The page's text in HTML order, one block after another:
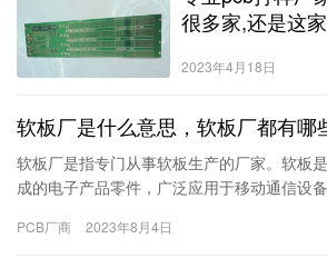
很多家,还是这家
2023年4月18日
软板厂是什么意思，软板厂都有哪
软板厂是指专门从事软板生产的厂家。软板
成的电子产品零件，广泛应用于移动通信设
产品中…
PCB厂商 2023年8月4日